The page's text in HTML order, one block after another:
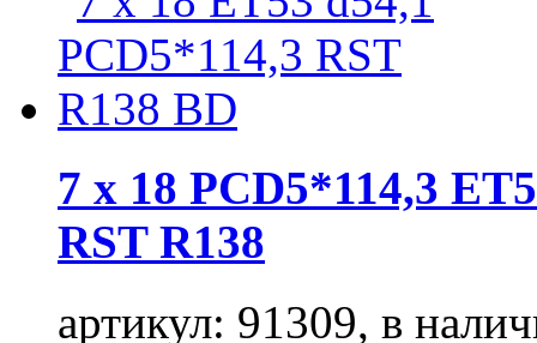
7 x 18 PCD5*114,3
RST R138
артикул: 91309, в